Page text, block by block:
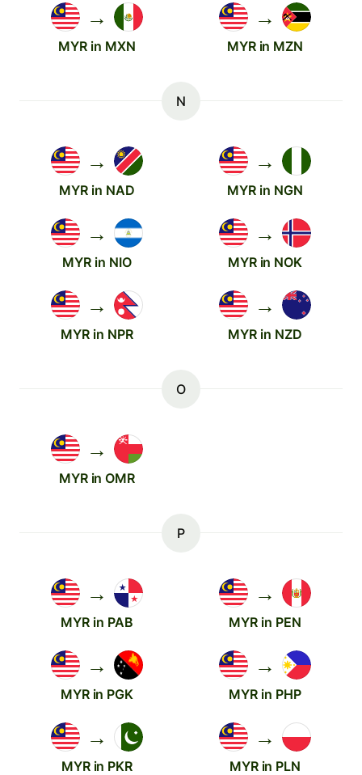
→
MYR in MXN
→
MYR in MZN
N
→
MYR in NAD
→
MYR in NGN
→
MYR in NIO
→
MYR in NOK
→
MYR in NPR
→
MYR in NZD
O
→
MYR in OMR
P
→
MYR in PAB
→
MYR in PEN
→
MYR in PGK
→
MYR in PHP
→
MYR in PKR
→
MYR in PLN